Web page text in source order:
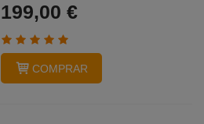
199,00 €
COMPRAR